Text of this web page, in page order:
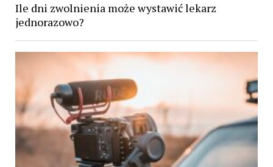
Ile dni zwolnienia może wystawić lekarz
jednorazowo?